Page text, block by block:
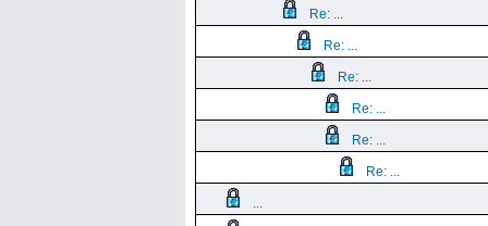
Re: ...
Re: ...
Re: ...
Re: ...
Re: ...
Re: ...
...